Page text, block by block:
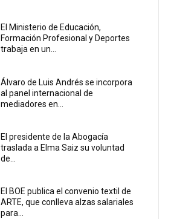
El Ministerio de Educación,
Formación Profesional y Deportes
trabaja en un...
Álvaro de Luis Andrés se incorpora
al panel internacional de
mediadores en...
El presidente de la Abogacía
traslada a Elma Saiz su voluntad
de...
El BOE publica el convenio textil de
ARTE, que conlleva alzas salariales
para...